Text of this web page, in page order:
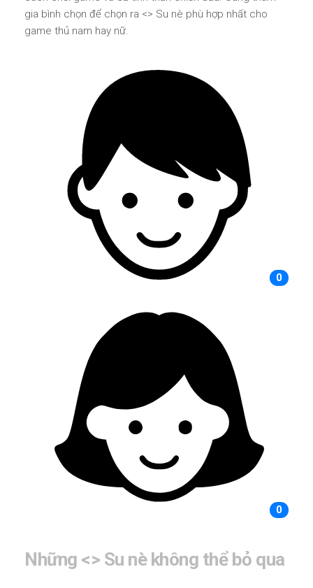
gia bình chọn để chọn ra <> Su nè phù hợp nhất cho
game thủ nam hay nữ.
0
0
Những <> Su nè không thể bỏ qua